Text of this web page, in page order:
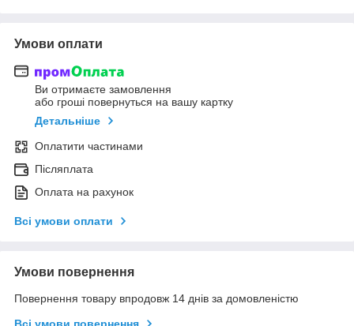
Умови оплати
Ви отримаєте замовлення
або гроші повернуться на вашу картку
Детальніше
Оплатити частинами
Післяплата
Оплата на рахунок
Всі умови оплати
Умови повернення
Повернення товару впродовж 14 днів за домовленістю